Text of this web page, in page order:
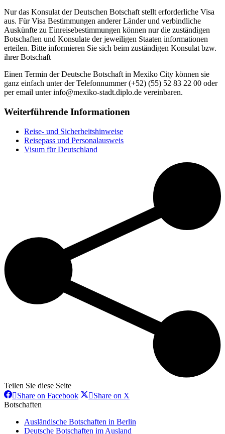
Nur das Konsulat der Deutschen Botschaft stellt erforderliche Visa
aus. Für Visa Bestimmungen anderer Länder und verbindliche
Auskünfte zu Einreisebestimmungen können nur die zuständigen
Botschaften und Konsulate der jeweiligen Staaten informationen
erteilen. Bitte informieren Sie sich beim zuständigen Konsulat bzw.
ihrer Botschaft
Einen Termin der Deutsche Botschaft in Mexiko City können sie
ganz einfach unter der Telefonnummer (+52) (55) 52 83 22 00 oder
per email unter info@mexiko-stadt.diplo.de vereinbaren.
Weiterführende Informationen
Reise- und Sicherheitshinweise
Reisepass und Personalausweis
Visum für Deutschland
Teilen Sie diese Seite
Share on FacebookShareShare on X
Botschaften
Ausländische Botschaften in Berlin
Deutsche Botschaften im Ausland